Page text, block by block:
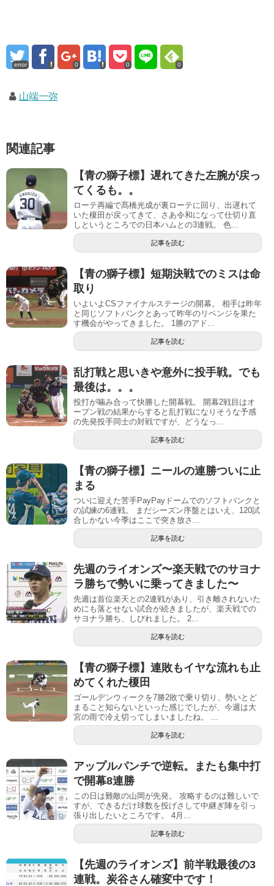
error 0 0 0
山端一弥
関連記事
【青の獅子標】遅れてきた左腕が戻っ
てくるも。。
ローテ再編で髙橋光成が裏ローテに回り、出遅れて
いた榎田が戻ってきて、さあ令和になって仕切り直
しというところでの日本ハムとの3連戦。 色...
記事を読む
【青の獅子標】短期決戦でのミスは命
取り
いよいよCSファイナルステージの開幕。 相手は昨年
と同じソフトバンクとあって昨年のリベンジを果た
す機会がやってきました。 1勝のアド...
記事を読む
乱打戦と思いきや意外に投手戦。でも
最後は。。。
投打が噛み合って快勝した開幕戦。 開幕2戦目はオ
ープン戦の結果からすると乱打戦になりそうな予感
の先発投手同士の対戦ですが、どうなっ...
記事を読む
【青の獅子標】ニールの連勝ついに止
まる
ついに迎えた苦手PayPayドームでのソフトバンクと
の試練の6連戦。 まだシーズン序盤とはいえ、120試
合しかない今季はここで突き放さ...
記事を読む
先週のライオンズ〜楽天戦でのサヨナ
ラ勝ちで勢いに乗ってきました〜
先週は首位楽天との2連戦があり、引き離されないた
めにも落とせない試合が続きましたが、楽天戦での
サヨナラ勝ち、しびれました。 2...
記事を読む
【青の獅子標】連敗もイヤな流れも止
めてくれた榎田
ゴールデンウィークを7勝2敗で乗り切り、勢いとど
まること知らないといった感じでしたが、今週は大
宮の雨で冷え切ってしまいましたね。 ...
記事を読む
アップルパンチで逆転。またも集中打
で開幕8連勝
この日は難敵の山岡が先発。 攻略するのは難しいで
すが、できるだけ球数を投げさして中継ぎ陣を引っ
張り出したいところです。 4月...
記事を読む
【先週のライオンズ】前半戦最後の3
連戦。炭谷さん確変中です！